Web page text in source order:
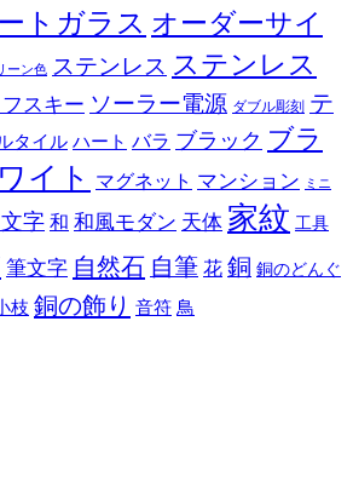
トガラス オーダーサイ
ーン色 ステンレス ステンレス
スキー ソーラー電源 ダブル彫刻 テ
タイル ハート バラ ブラック ブラ
イト マグネット マンション ミニ
字 和 和風モダン 天体 家紋 工具
筆文字 自然石 自筆 花 銅 銅のどんぐ
枝 銅の飾り 音符 鳥